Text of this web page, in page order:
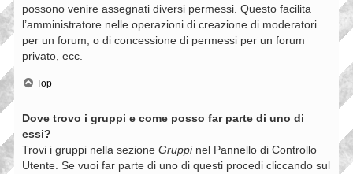
possono venire assegnati diversi permessi. Questo facilita
l’amministratore nelle operazioni di creazione di moderatori
per un forum, o di concessione di permessi per un forum
privato, ecc.
Top
Dove trovo i gruppi e come posso far parte di uno di
essi?
Trovi i gruppi nella sezione Gruppinel Pannello di Controllo
Utente. Se vuoi far parte di uno di questi procedi cliccando sul